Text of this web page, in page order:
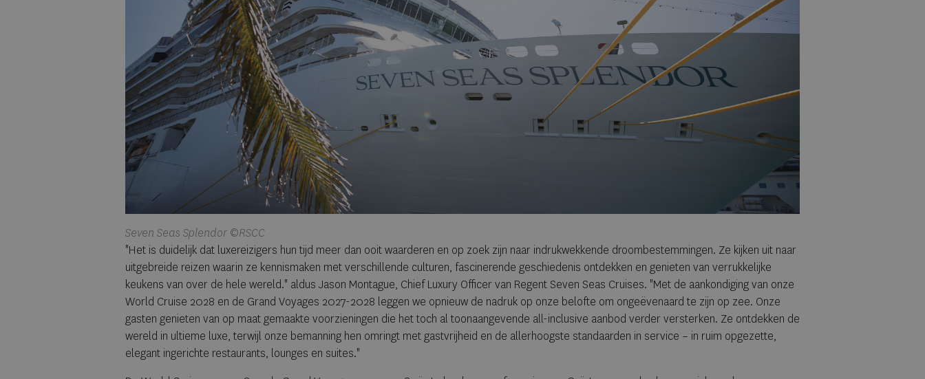
Seven Seas Splendor ©RSCC
"Het is duidelijk dat luxereizigers hun tijd meer dan ooit waarderen en op zoek zijn naar indrukwekkende droombestemmingen. Ze kijken uit naar
uitgebreide reizen waarin ze kennismaken met verschillende culturen, fascinerende geschiedenis ontdekken en genieten van verrukkelijke
keukens van over de hele wereld." aldus Jason Montague, Chief Luxury Officer van Regent Seven Seas Cruises. "Met de aankondiging van onze
World Cruise 2028 en de Grand Voyages 2027-2028 leggen we opnieuw de nadruk op onze belofte om ongeëvenaard te zijn op zee. Onze
gasten genieten van op maat gemaakte voorzieningen die het toch al toonaangevende all-inclusive aanbod verder versterken. Ze ontdekken de
wereld in ultieme luxe, terwijl onze bemanning hen omringt met gastvrijheid en de allerhoogste standaarden in service – in ruim opgezette,
elegant ingerichte restaurants, lounges en suites."